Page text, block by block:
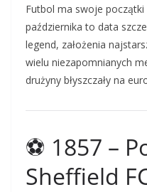
Futbol ma swoje
października to data
legend, założenia
wielu niezapomnianych
drużyny błyszczały na
⚽ 1857 –
Sheffield